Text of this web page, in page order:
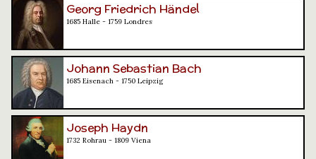
Georg Friedrich Händel
1685 Halle - 1759 Londres
Johann Sebastian Bach
1685 Eisenach - 1750 Leipzig
Joseph Haydn
1732 Rohrau - 1809 Viena